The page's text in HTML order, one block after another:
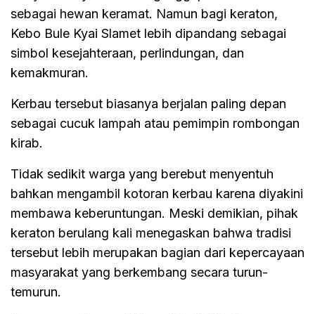
sebagai hewan keramat. Namun bagi keraton,
Kebo Bule Kyai Slamet lebih dipandang sebagai
simbol kesejahteraan, perlindungan, dan
kemakmuran.
Kerbau tersebut biasanya berjalan paling depan
sebagai cucuk lampah atau pemimpin rombongan
kirab.
Tidak sedikit warga yang berebut menyentuh
bahkan mengambil kotoran kerbau karena diyakini
membawa keberuntungan. Meski demikian, pihak
keraton berulang kali menegaskan bahwa tradisi
tersebut lebih merupakan bagian dari kepercayaan
masyarakat yang berkembang secara turun-
temurun.